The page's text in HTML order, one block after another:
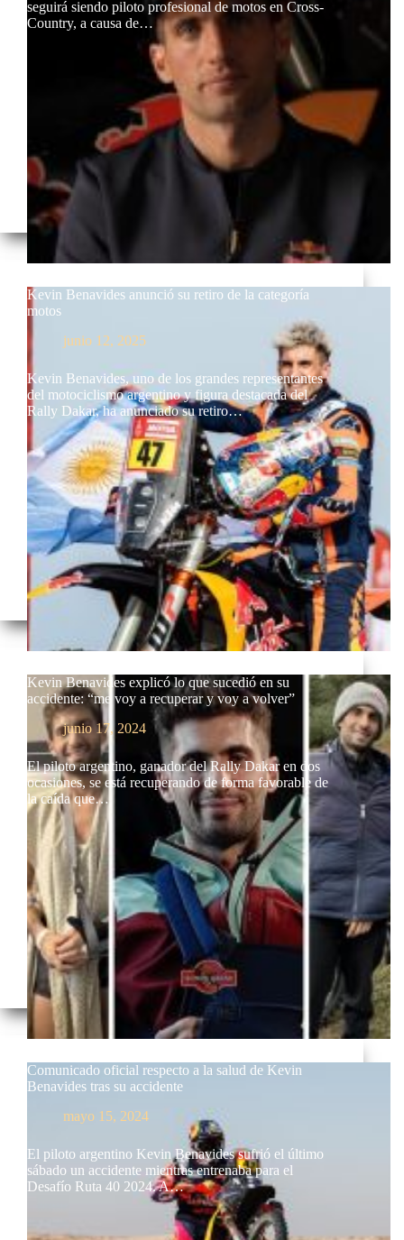
seguirá siendo piloto profesional de motos en Cross-
Country, a causa de…
Kevin Benavides anunció su retiro de la categoría
motos
junio 12, 2025
Kevin Benavides, uno de los grandes representantes
del motociclismo argentino y figura destacada del
Rally Dakar, ha anunciado su retiro…
Kevin Benavides explicó lo que sucedió en su
accidente: “me voy a recuperar y voy a volver”
junio 17, 2024
El piloto argentino, ganador del Rally Dakar en dos
ocasiones, se está recuperando de forma favorable de
la caída que…
Comunicado oficial respecto a la salud de Kevin
Benavides tras su accidente
mayo 15, 2024
El piloto argentino Kevin Benavides sufrió el último
sábado un accidente mientras entrenaba para el
Desafío Ruta 40 2024. A…